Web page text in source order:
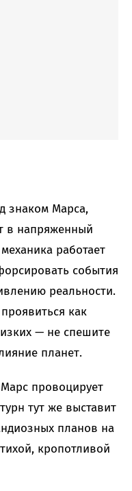
знаком Марса,
в напряженный
работает
события
реальности.
как
— не спешите
планет.
провоцирует
тут же выставит
планов на
кропотливой